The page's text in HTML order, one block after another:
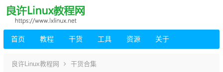
首页 教程 干货 工具 资源 关于
良许Linux教程网 干货合集